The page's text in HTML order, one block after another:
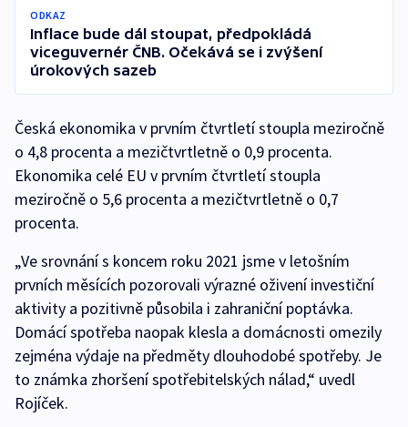
ODKAZ
Inflace bude dál stoupat, předpokládá
viceguvernér ČNB. Očekává se i zvýšení
úrokových sazeb
Česká ekonomika v prvním čtvrtletí stoupla meziročně
o 4,8 procenta a mezičtvrtletně o 0,9 procenta.
Ekonomika celé EU v prvním čtvrtletí stoupla
meziročně o 5,6 procenta a mezičtvrtletně o 0,7
procenta.
„Ve srovnání s koncem roku 2021 jsme v letošním
prvních měsících pozorovali výrazné oživení investiční
aktivity a pozitivně působila i zahraniční poptávka.
Domácí spotřeba naopak klesla a domácnosti omezily
zejména výdaje na předměty dlouhodobé spotřeby. Je
to známka zhoršení spotřebitelských nálad,“ uvedl
Rojíček.